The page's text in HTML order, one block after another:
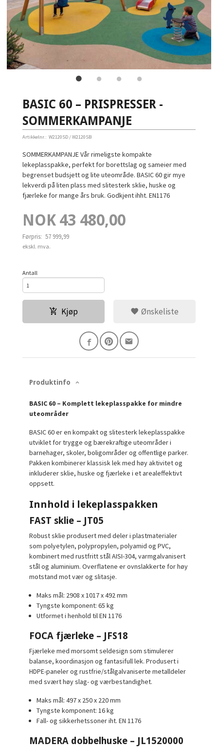
BASIC 60 – PRISPRESSER -
SOMMERKAMPANJE
Artikkelnr.: W2120SD / W2120SB
SOMMERKAMPANJE Vår rimeligste kompakte
lekeplasspakke, perfekt for borettslag og sameier med
begrenset budsjett og lite uteområde. BASIC 60 gir mye
lekverdi på liten plass med slitesterk sklie, huske og
fjærleke for mange års bruk. Godkjent ihht. EN1176
Tilbud
NOK 43 480,00
Førpris: 57 999,99
Rabatt
ekskl. mva.
Antall
Kjøp Ønskeliste
Produktinfo
BASIC 60 – Komplett lekeplasspakke for mindre
uteområder
BASIC 60 er en kompakt og slitesterk lekeplasspakke
utviklet for trygge og bærekraftige uteområder i
barnehager, skoler, boligområder og offentlige parker.
Pakken kombinerer klassisk lek med høy aktivitet og
inkluderer sklie, huske og fjærleke i et arealeffektivt
oppsett.
Innhold i lekeplasspakken
FAST sklie – JT05
Robust sklie produsert med deler i plastmaterialer
som polyetylen, polypropylen, polyamid og PVC,
kombinert med rustfritt stål AISI-304, varmgalvanisert
stål og aluminium. Overflatene er ovnslakkerte for høy
motstand mot vær og slitasje.
Maks mål: 2908 x 1017 x 492 mm
Tyngste komponent: 65 kg
Utformet i henhold til EN 1176
FOCA fjærleke – JFS18
Fjærleke med morsomt seldesign som stimulerer
balanse, koordinasjon og fantasifull lek. Produsert i
HDPE-paneler og rustfrie/stålgalvaniserte metalldeler
med svært høy slag- og værbestandighet.
Maks mål: 497 x 250 x 220 mm
Tyngste komponent: 16 kg
Fall- og sikkerhetssoner iht. EN 1176
MADERA dobbelhuske – JL1520000